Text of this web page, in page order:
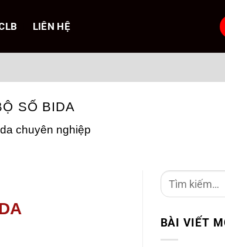
LIÊN HỆ
SỐ BIDA
chuyên nghiệp
BÀI VIẾT